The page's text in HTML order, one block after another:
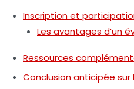
Inscription et
Les avantages d’un
Ressources
Conclusion anticipée